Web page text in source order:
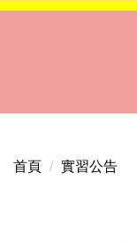
首頁 實習公告